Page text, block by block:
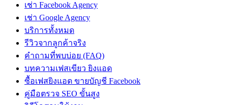
เช่า Facebook Agency
เช่า Google Agency
บริการทั้งหมด
รีวิวจากลูกค้าจริง
คำถามที่พบบ่อย (FAQ)
บทความเฟสเขียว ยิงแอด
ซื้อเฟสยิงแอด ขายบัญชี Facebook
คู่มือตรวจ SEO ขั้นสูง